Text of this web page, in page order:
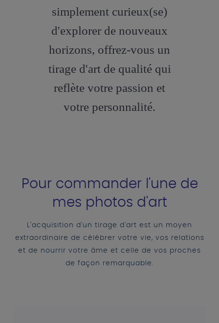
simplement curieux(se)
d'explorer de nouveaux
horizons, offrez-vous un
tirage d'art de qualité qui
reflète votre passion et
votre personnalité.
Pour commander l'une de
mes photos d'art
L'acquisition d'un tirage d'art est un moyen
extraordinaire de célébrer votre vie, vos relations
et de nourrir votre âme et celle de vos proches
de façon remarquable.